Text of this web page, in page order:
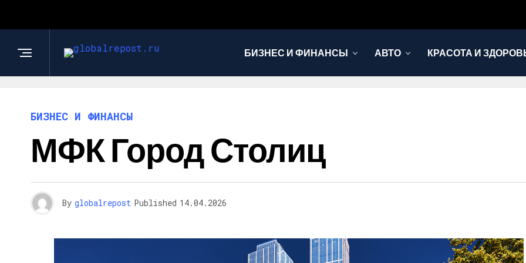
БИЗНЕС И ФИНАНСЫ АВТО КРАСОТА И
БИЗНЕС И ФИНАНСЫ
МФК Город Столиц
By globalrepost Published 14.04.2026